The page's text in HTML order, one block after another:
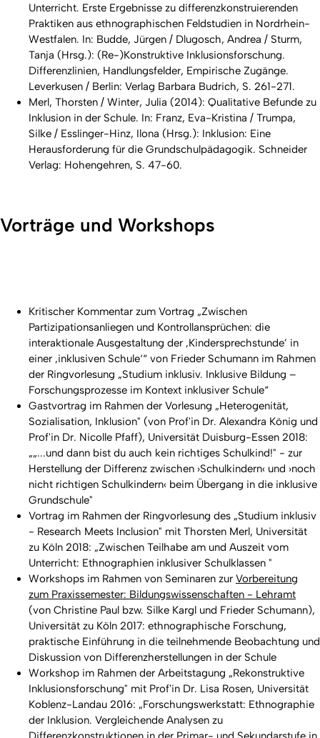
Unterricht. Erste Ergebnisse zu differenzkonstruierenden
Praktiken aus ethnographischen Feldstudien in Nordrhein-
Westfalen. In: Budde, Jürgen / Dlugosch, Andrea / Sturm,
Tanja (Hrsg.): (Re-)Konstruktive Inklusionsforschung.
Differenzlinien, Handlungsfelder, Empirische Zugänge.
Leverkusen / Berlin: Verlag Barbara Budrich, S. 261-271.
Merl, Thorsten / Winter, Julia (2014): Qualitative Befunde zu
Inklusion in der Schule. In: Franz, Eva-Kristina / Trumpa,
Silke / Esslinger-Hinz, Ilona (Hrsg.): Inklusion: Eine
Herausforderung für die Grundschulpädagogik. Schneider
Verlag: Hohengehren, S. 47-60.
Vorträge und Workshops
Kritischer Kommentar zum Vortrag „Zwischen
Partizipationsanliegen und Kontrollansprüchen: die
interaktionale Ausgestaltung der ‚Kindersprechstunde’ in
einer ‚inklusiven Schule‘“ von Frieder Schumann im Rahmen
der Ringvorlesung „Studium inklusiv. Inklusive Bildung –
Forschungsprozesse im Kontext inklusiver Schule“
Gastvortrag im Rahmen der Vorlesung „Heterogenität,
Sozialisation, Inklusion" (von Prof'in Dr. Alexandra König und
Prof'in Dr. Nicolle Pfaff), Universität Duisburg-Essen 2018:
„„...und dann bist du auch kein richtiges Schulkind!" - zur
Herstellung der Differenz zwischen ›Schulkindern‹ und ›noch
nicht richtigen Schulkindern‹ beim Übergang in die inklusive
Grundschule"
Vortrag im Rahmen der Ringvorlesung des „Studium inklusiv
- Research Meets Inclusion" mit Thorsten Merl, Universität
zu Köln 2018: „Zwischen Teilhabe am und Auszeit vom
Unterricht: Ethnographien inklusiver Schulklassen "
Workshops im Rahmen von Seminaren zur Vorbereitung
zum Praxissemester: Bildungswissenschaften - Lehramt
(von Christine Paul bzw. Silke Kargl und Frieder Schumann),
Universität zu Köln 2017: ethnographische Forschung,
praktische Einführung in die teilnehmende Beobachtung und
Diskussion von Differenzherstellungen in der Schule
Workshop im Rahmen der Arbeitstagung „Rekonstruktive
Inklusionsforschung" mit Prof'in Dr. Lisa Rosen, Universität
Koblenz-Landau 2016: „Forschungswerkstatt: Ethnographie
der Inklusion. Vergleichende Analysen zu